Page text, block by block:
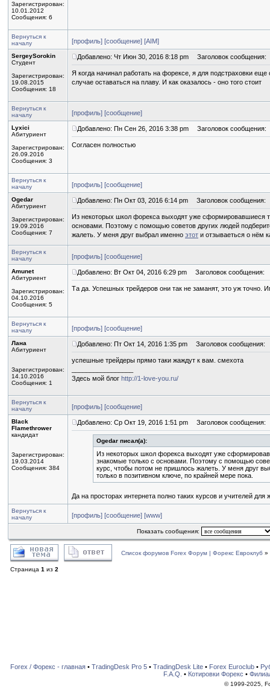
Зарегистрирован:
10.01.2012
Сообщения: 6
Вернуться к
началу
[профиль] [сообщение] [AIM]
SergeySorokin
Студент
Зарегистрирован:
19.08.2015
Сообщения: 18
Добавлено: Чт Июн 30, 2016 8:18 pm Заголовок сообщения:
Я когда начинал работать на форексе, я для подстраховки еще
случае оставаться на плаву. И как оказалось - оно того стоит
Вернуться к
началу
[профиль] [сообщение]
Lyxici
Абитуриент
Зарегистрирован:
26.09.2016
Сообщения: 3
Добавлено: Пн Сен 26, 2016 3:38 pm Заголовок сообщения:
Согласен полностью
Вернуться к
началу
[профиль] [сообщение]
Ogedar
Абитуриент
Зарегистрирован:
19.09.2016
Сообщения: 7
Добавлено: Пн Окт 03, 2016 6:14 pm Заголовок сообщения:
Из некоторых школ форекса выходят уже сформировавшиеся
основами. Поэтому с помощью советов других людей
жалеть. У меня друг выбрал именно этот и отзываеться о нём
Вернуться к
началу
[профиль] [сообщение]
Amunet
Абитуриент
Зарегистрирован:
04.10.2016
Сообщения: 5
Добавлено: Вт Окт 04, 2016 6:29 pm Заголовок сообщения:
Та да. Успешных трейдеров они так не заманят, это уж точно.
Вернуться к
началу
[профиль] [сообщение]
Лана
Абитуриент
Зарегистрирован:
14.10.2016
Сообщения: 1
Добавлено: Пт Окт 14, 2016 1:35 pm Заголовок сообщения:
успешные трейдеры прямо таки жаждут к вам. смехота
Здесь мой блог http://1-love-you.ru/
Вернуться к
началу
[профиль] [сообщение]
Black
Flamethrower
кандидат
Зарегистрирован:
19.03.2014
Сообщения: 384
Добавлено: Ср Окт 19, 2016 1:51 pm Заголовок сообщения:
Ogedar писал(а):
Из некоторых школ форекса выходят уже
знакомые только с основами. Поэтому с помощью
курс, чтобы потом не пришлось жалеть. У меня друг
только в позитивном ключе, по крайней мере пока.
Да на просторах интернета полно таких курсов и учителей
Вернуться к
началу
[профиль] [сообщение] [www]
Показать сообщения:
Список форумов Forex Форум | Форекс Евроклуб »
Страница 1 из 2
Forex / Форекс - главная• TradingDesk Pro 5• TradingDesk Lite• Forex Euroclub•
F.A.Q. • Котировки Форекс •
© 1999-2025,